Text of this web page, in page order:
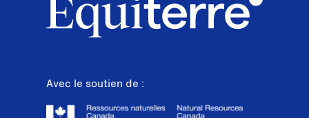
Avec le soutien de :